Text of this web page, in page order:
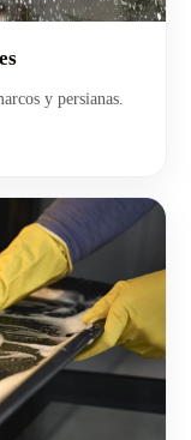
y persianas.